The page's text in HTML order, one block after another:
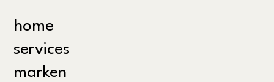
home
services
marken